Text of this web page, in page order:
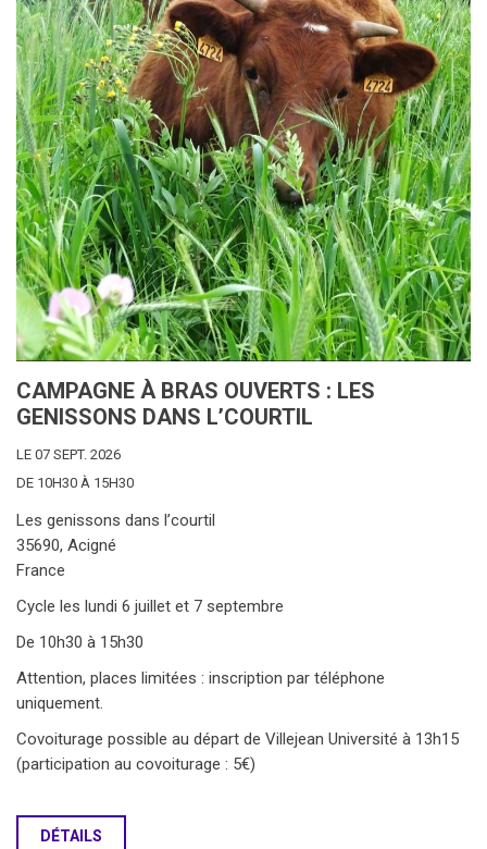
CAMPAGNE À BRAS OUVERTS : LES
GENISSONS DANS L’COURTIL
LE 07 SEPT. 2026
DE 10H30 À 15H30
Les genissons dans l’courtil
35690, Acigné
France
Cycle les lundi 6 juillet et 7 septembre
De 10h30 à 15h30
Attention, places limitées : inscription par téléphone
uniquement.
Covoiturage possible au départ de Villejean Université à 13h15
(participation au covoiturage : 5€)
DÉTAILS